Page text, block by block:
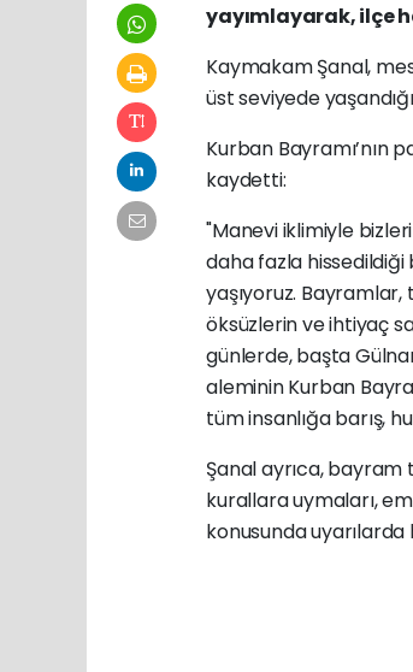
yayımlayarak, ilçe
Kaymakam Şanal,
üst seviyede
Kurban Bayramı’nın
kaydetti:
"Manevi iklimiyle
daha fazla hissedildiği
yaşıyoruz.
öksüzlerin ve ihtiyaç
günlerde, başta
aleminin Kurban
tüm insanlığa barış,
Şanal ayrıca, bayram
kurallara uymaları,
konusunda uyarılarda